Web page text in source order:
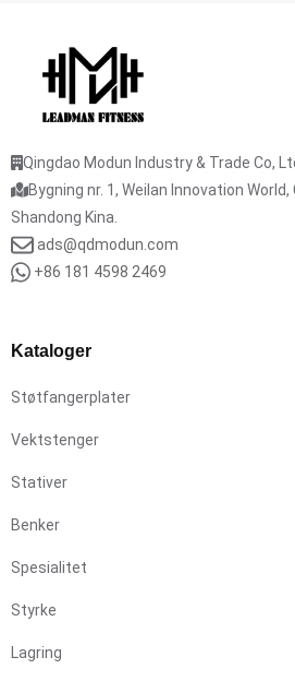
Qingdao Modun Industry & Trade Co,
Bygning nr. 1, Weilan Innovation
Shandong Kina.
ads@qdmodun.com
+86 181 4598 2469
Kataloger
Støtfangerplater
Vektstenger
Stativer
Benker
Spesialitet
Styrke
Lagring